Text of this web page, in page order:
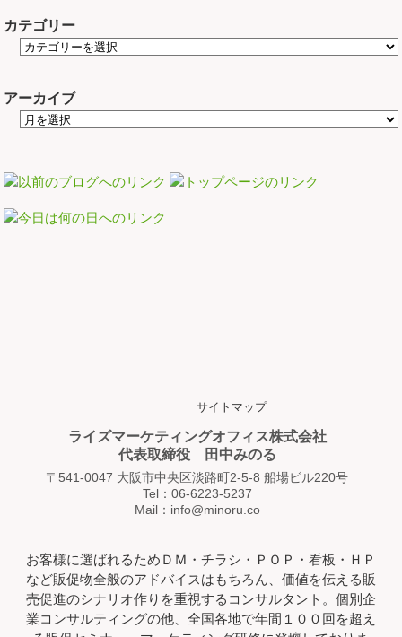
カテゴリー
アーカイブ
サイトマップ
ライズマーケティングオフィス株式会社
代表取締役 田中みのる
〒541-0047 大阪市中央区淡路町2-5-8 船場ビル220号
Tel：06-6223-5237
Mail：info@minoru.co
お客様に選ばれるためＤＭ・チラシ・ＰＯＰ・看板・ＨＰ
など販促物全般のアドバイスはもちろん、価値を伝える販
売促進のシナリオ作りを重視するコンサルタント。個別企
業コンサルティングの他、全国各地で年間１００回を超え